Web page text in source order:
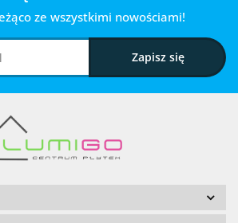
ze wszystkimi nowościami!